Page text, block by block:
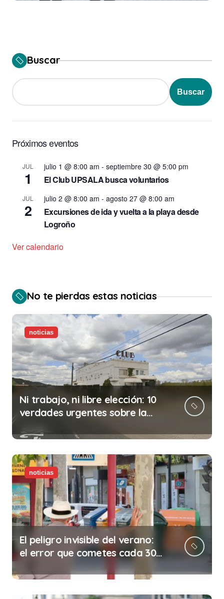
Buscar
Buscar
Próximos eventos
JUL
1
julio 1 @ 8:00 am - septiembre 30 @ 5:00 pm
El Club UPSALA busca voluntarios
JUL
2
julio 2 @ 8:00 am - agosto 27 @ 8:00 am
Excursiones de ida y vuelta a la playa desde
Logroño
Ver calendario
No te pierdas estas noticias
noticias
Ni trabajo, ni libre elección: 10
verdades urgentes sobre la
noticias
El peligro invisible del verano:
el error que cometes cada 30
minutos en tu trabajo (y la
ilegalidad que te puede costar
la vida)